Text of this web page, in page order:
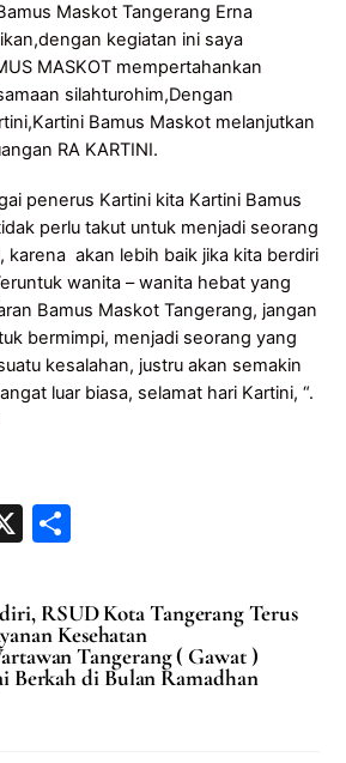
Maskot Tangerang Erna
kegiatan ini saya
MASKOT mempertahankan
silahturohim,Dengan
Bamus Maskot melanjutkan
RA KARTINI.
penerus Kartini kita Kartini Bamus
perlu takut untuk menjadi seorang
karena akan lebih baik jika kita berdiri
wanita – wanita hebat yang
Bamus Maskot Tangerang, jangan
bermimpi, menjadi seorang yang
kesalahan, justru akan semakin
luar biasa, selamat hari Kartini, “.
X
ar
e
RSUD Kota Tangerang Terus
Kesehatan
Tangerang ( Gawat )
Berkah di Bulan Ramadhan